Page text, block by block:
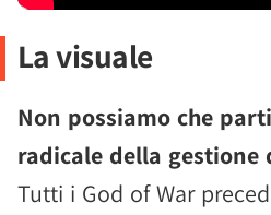
La visuale
Non possiamo che
radicale della gestione
Tutti i God of War